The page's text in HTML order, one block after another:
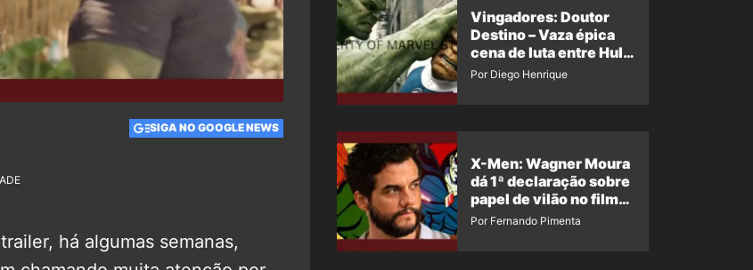
SIGA NO GOOGLE NEWS
há algumas semanas,
Vingadores: Doutor
Destino – Vaza épica
cena de luta entre Hulk
e o Coisa
Por Diego Henrique
X-Men: Wagner Moura
dá 1ª declaração sobre
papel de vilão no filme
da Marvel
Por Fernando Pimenta